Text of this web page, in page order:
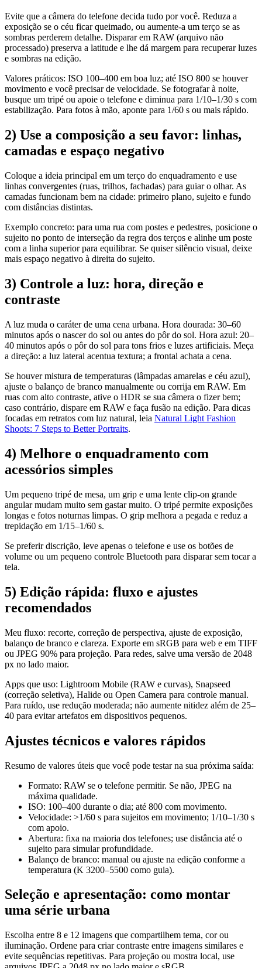
Evite que a câmera do telefone decida tudo por você. Reduza a
exposição se o céu ficar queimado, ou aumente-a um terço se as
sombras perderem detalhe. Disparar em RAW (arquivo não
processado) preserva a latitude e lhe dá margem para recuperar luzes
e sombras na edição.
Valores práticos: ISO 100–400 em boa luz; até ISO 800 se houver
movimento e você precisar de velocidade. Se fotografar à noite,
busque um tripé ou apoie o telefone e diminua para 1/10–1/30 s com
estabilização. Para fotos à mão, aponte para 1/60 s ou mais rápido.
2) Use a composição a seu favor: linhas,
camadas e espaço negativo
Coloque a ideia principal em um terço do enquadramento e use
linhas convergentes (ruas, trilhos, fachadas) para guiar o olhar. As
camadas funcionam bem na cidade: primeiro plano, sujeito e fundo
com distâncias distintas.
Exemplo concreto: para uma rua com postes e pedestres, posicione o
sujeito no ponto de interseção da regra dos terços e alinhe um poste
com a linha superior para equilibrar. Se quiser silêncio visual, deixe
mais espaço negativo à direita do sujeito.
3) Controle a luz: hora, direção e
contraste
A luz muda o caráter de uma cena urbana. Hora dourada: 30–60
minutos após o nascer do sol ou antes do pôr do sol. Hora azul: 20–
40 minutos após o pôr do sol para tons frios e luzes artificiais. Meça
a direção: a luz lateral acentua textura; a frontal achata a cena.
Se houver mistura de temperaturas (lâmpadas amarelas e céu azul),
ajuste o balanço de branco manualmente ou corrija em RAW. Em
ruas com alto contraste, ative o HDR se sua câmera o fizer bem;
caso contrário, dispare em RAW e faça fusão na edição. Para dicas
focadas em retratos com luz natural, leia Natural Light Fashion
Shoots: 7 Steps to Better Portraits.
4) Melhore o enquadramento com
acessórios simples
Um pequeno tripé de mesa, um grip e uma lente clip-on grande
angular mudam muito sem gastar muito. O tripé permite exposições
longas e fotos noturnas limpas. O grip melhora a pegada e reduz a
trepidação em 1/15–1/60 s.
Se preferir discrição, leve apenas o telefone e use os botões de
volume ou um pequeno controle Bluetooth para disparar sem tocar a
tela.
5) Edição rápida: fluxo e ajustes
recomendados
Meu fluxo: recorte, correção de perspectiva, ajuste de exposição,
balanço de branco e clareza. Exporte em sRGB para web e em TIFF
ou JPEG 90% para projeção. Para redes, salve uma versão de 2048
px no lado maior.
Apps que uso: Lightroom Mobile (RAW e curvas), Snapseed
(correção seletiva), Halide ou Open Camera para controle manual.
Para ruído, use redução moderada; não aumente nitidez além de 25–
40 para evitar artefatos em dispositivos pequenos.
Ajustes técnicos e valores rápidos
Resumo de valores úteis que você pode testar na sua próxima saída:
Formato: RAW se o telefone permitir. Se não, JPEG na
máxima qualidade.
ISO: 100–400 durante o dia; até 800 com movimento.
Velocidade: >1/60 s para sujeitos em movimento; 1/10–1/30 s
com apoio.
Abertura: fixa na maioria dos telefones; use distância até o
sujeito para simular profundidade.
Balanço de branco: manual ou ajuste na edição conforme a
temperatura (K 3200–5500 como guia).
Seleção e apresentação: como montar
uma série urbana
Escolha entre 8 e 12 imagens que compartilhem tema, cor ou
iluminação. Ordene para criar contraste entre imagens similares e
evite sequências repetitivas. Para projeção ou mostra local, use